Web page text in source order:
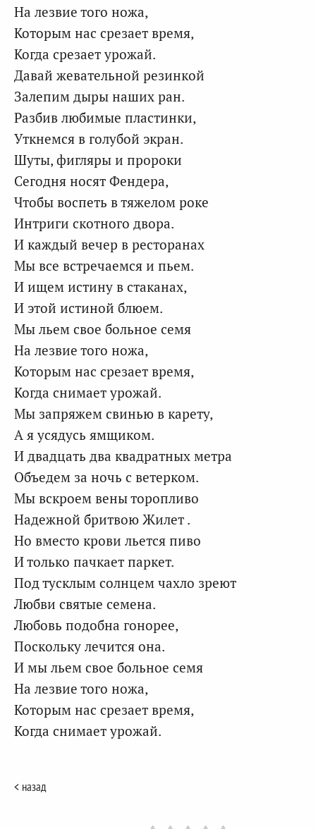
На лезвие того ножа,
Которым нас срезает время,
Когда срезает урожай.
Давай жевательной резинкой
Залепим дыры наших ран.
Разбив любимые пластинки,
Уткнемся в голубой экран.
Шуты, фигляры и пророки
Сегодня носят Фендера,
Чтобы воспеть в тяжелом роке
Интриги скотного двора.
И каждый вечер в ресторанах
Мы все встречаемся и пьем.
И ищем истину в стаканах,
И этой истиной блюем.
Мы льем свое больное семя
На лезвие того ножа,
Которым нас срезает время,
Когда снимает урожай.
Мы запряжем свинью в карету,
А я усядусь ямщиком.
И двадцать два квадратных метра
Объедем за ночь с ветерком.
Мы вскроем вены торопливо
Надежной бритвою Жилет .
Но вместо крови льется пиво
И только пачкает паркет.
Под тусклым солнцем чахло зреют
Любви святые семена.
Любовь подобна гонорее,
Поскольку лечится она.
И мы льем свое больное семя
На лезвие того ножа,
Которым нас срезает время,
Когда снимает урожай.
< назад